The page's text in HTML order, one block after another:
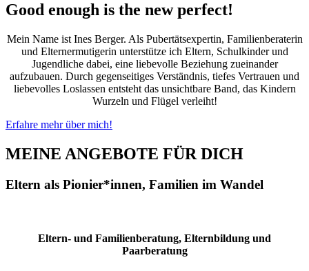
Good enough is the new perfect!
Mein Name ist Ines Berger. Als Pubertätsexpertin, Familienberaterin
und Elternermutigerin unterstütze ich Eltern, Schulkinder und
Jugendliche dabei, eine liebevolle Beziehung zueinander
aufzubauen. Durch gegenseitiges Verständnis, tiefes Vertrauen und
liebevolles Loslassen entsteht das unsichtbare Band, das Kindern
Wurzeln und Flügel verleiht!
Erfahre mehr über mich!
MEINE ANGEBOTE FÜR DICH
Eltern als Pionier*innen, Familien im Wandel
Eltern- und Familienberatung, Elternbildung und
Paarberatung